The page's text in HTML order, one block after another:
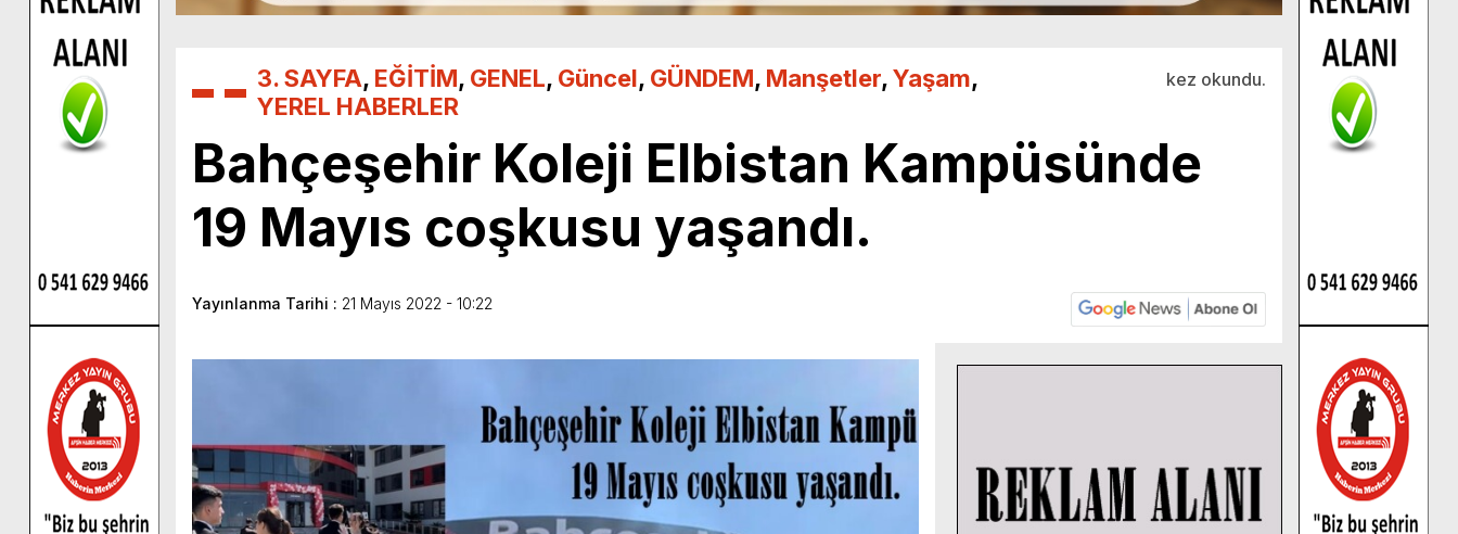
3. SAYFA, EĞİTİM, GENEL, Güncel, GÜNDEM, Manşetler,Yaşam,
YEREL HABERLER
kez okundu.
Bahçeşehir Koleji Elbistan Kampüsünde
19 Mayıs coşkusu yaşandı.
Yayınlanma Tarihi : 21 Mayıs 2022 - 10:22